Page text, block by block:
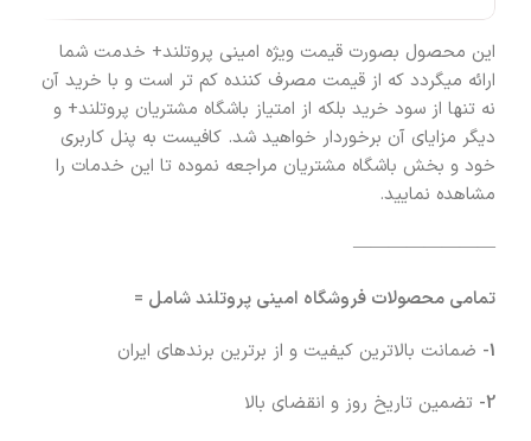
این محصول بصورت قیمت ویژه امینی پروتلند+ خدمت شما
ارائه میگردد که از قیمت مصرف کننده کم تر است و با خرید آن
نه تنها از سود خرید بلکه از امتیاز باشگاه مشتریان پروتلند+ و
دیگر مزایای آن برخوردار خواهید شد. کافیست به پنل کاربری
خود و بخش باشگاه مشتریان مراجعه نموده تا این خدمات را
مشاهده نمایید.
————————
تمامی محصولات فروشگاه امینی پروتلند شامل =
1- ضمانت بالاترین کیفیت و از برترین برندهای ایران
2- تضمین تاریخ روز و انقضای بالا